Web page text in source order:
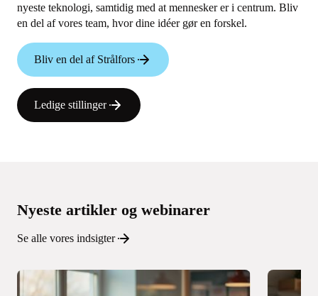
nyeste teknologi, samtidig med at mennesker er i centrum. Bliv
en del af vores team, hvor dine idéer gør en forskel.
Bliv en del af Strålfors
Ledige stillinger
Nyeste artikler og webinarer
Se alle vores indsigter